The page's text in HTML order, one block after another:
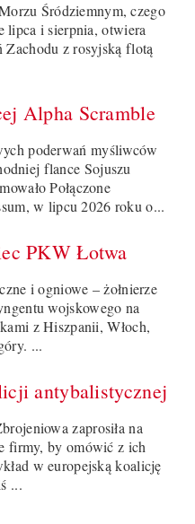
Śródziemnym, czego
lipca i sierpnia, otwiera
Zachodu z rosyjską flotą
Alpha Scramble
poderwań myśliwców
flance Sojuszu
Połączone
w lipcu 2026 roku o...
PKW Łotwa
i ogniowe – żołnierze
wojskowego na
z Hiszpanii, Włoch,
...
antybalistycznej
zaprosiła na
firmy, by omówić z ich
w europejską koalicję
...